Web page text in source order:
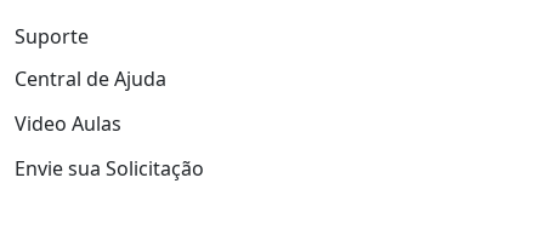
Suporte
Central de Ajuda
Video Aulas
Envie sua Solicitação